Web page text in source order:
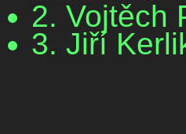
2. Vojtěch
3. Jiří